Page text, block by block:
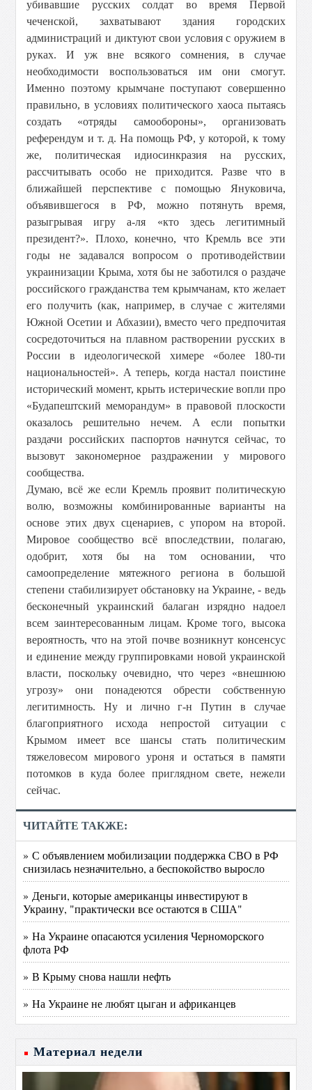
убивавшие русских солдат во время Первой
чеченской, захватывают здания городских
администраций и диктуют свои условия с оружием в
руках. И уж вне всякого сомнения, в случае
необходимости воспользоваться им они смогут.
Именно поэтому крымчане поступают совершенно
правильно, в условиях политического хаоса пытаясь
создать «отряды самообороны», организовать
референдум и т. д. На помощь РФ, у которой, к тому
же, политическая идиосинкразия на русских,
рассчитывать особо не приходится. Разве что в
ближайшей перспективе с помощью Януковича,
объявившегося в РФ, можно потянуть время,
разыгрывая игру а-ля «кто здесь легитимный
президент?». Плохо, конечно, что Кремль все эти
годы не задавался вопросом о противодействии
украинизации Крыма, хотя бы не заботился о раздаче
российского гражданства тем крымчанам, кто желает
его получить (как, например, в случае с жителями
Южной Осетии и Абхазии), вместо чего предпочитая
сосредоточиться на плавном растворении русских в
России в идеологической химере «более 180-ти
национальностей». А теперь, когда настал поистине
исторический момент, крыть истерические вопли про
«Будапештский меморандум» в правовой плоскости
оказалось решительно нечем. А если попытки
раздачи российских паспортов начнутся сейчас, то
вызовут закономерное раздражении у мирового
сообщества.
Думаю, всё же если Кремль проявит политическую
волю, возможны комбинированные варианты на
основе этих двух сценариев, с упором на второй.
Мировое сообщество всё впоследствии, полагаю,
одобрит, хотя бы на том основании, что
самоопределение мятежного региона в большой
степени стабилизирует обстановку на Украине, - ведь
бесконечный украинский балаган изрядно надоел
всем заинтересованным лицам. Кроме того, высока
вероятность, что на этой почве возникнут консенсус
и единение между группировками новой украинской
власти, поскольку очевидно, что через «внешнюю
угрозу» они понадеются обрести собственную
легитимность. Ну и лично г-н Путин в случае
благоприятного исхода непростой ситуации с
Крымом имеет все шансы стать политическим
тяжеловесом мирового уроня и остаться в памяти
потомков в куда более приглядном свете, нежели
сейчас.
ЧИТАЙТЕ ТАКЖЕ:
» С объявлением мобилизации поддержка СВО в РФ
снизилась незначительно, а беспокойство выросло
» Деньги, которые американцы инвестируют в
Украину, "практически все остаются в США"
» На Украине опасаются усиления Черноморского
флота РФ
» В Крыму снова нашли нефть
» На Украине не любят цыган и африканцев
Материал недели